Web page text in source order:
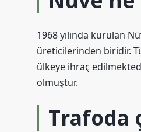
1968 yılında kurulan
üreticilerinden biridir.
ülkeye ihraç
olmuştur.
Trafoda